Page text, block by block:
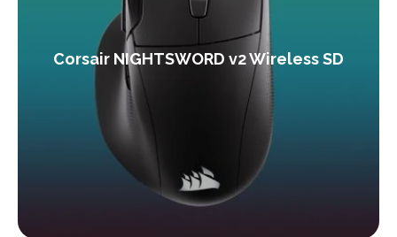
Corsair NIGHTSWORD v2 Wireless SD